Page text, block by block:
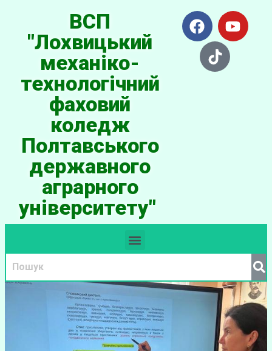
ВСП
"Лохвицький
механіко-
технологічний
фаховий
коледж
Полтавського
державного
аграрного
університету"